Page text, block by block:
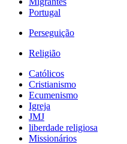
Portugal
Perseguição
Religião
Católicos
Cristianismo
Ecumenismo
Igreja
JMJ
liberdade religiosa
Missionários